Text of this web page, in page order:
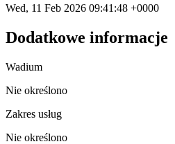
Wed, 11 Feb 2026 09:41:48 +0000
Dodatkowe informacje
Wadium
Nie określono
Zakres usług
Nie określono